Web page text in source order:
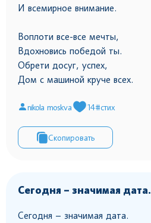
И всемирное внимание.
Воплоти все-все мечты,
Вдохновись победой ты.
Обрети досуг, успех,
Дом с машиной круче всех.
nikola moskva 14#стих
Скопировать
Сегодня – значимая дата.
Сегодня – значимая дата.